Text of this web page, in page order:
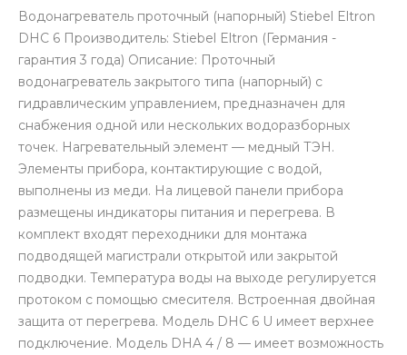
Водонагреватель проточный (напорный) Stiebel Eltron
DHC 6 Производитель: Stiebel Eltron (Германия -
гарантия 3 года) Описание: Проточный
водонагреватель закрытого типа (напорный) с
гидравлическим управлением, предназначен для
снабжения одной или нескольких водоразборных
точек. Нагревательный элемент — медный ТЭН.
Элементы прибора, контактирующие с водой,
выполнены из меди. На лицевой панели прибора
размещены индикаторы питания и перегрева. В
комплект входят переходники для монтажа
подводящей магистрали открытой или закрытой
подводки. Температура воды на выходе регулируется
протоком с помощью смесителя. Встроенная двойная
защита от перегрева. Модель DHC 6 U имеет верхнее
подключение. Модель DHA 4 / 8 — имеет возможность